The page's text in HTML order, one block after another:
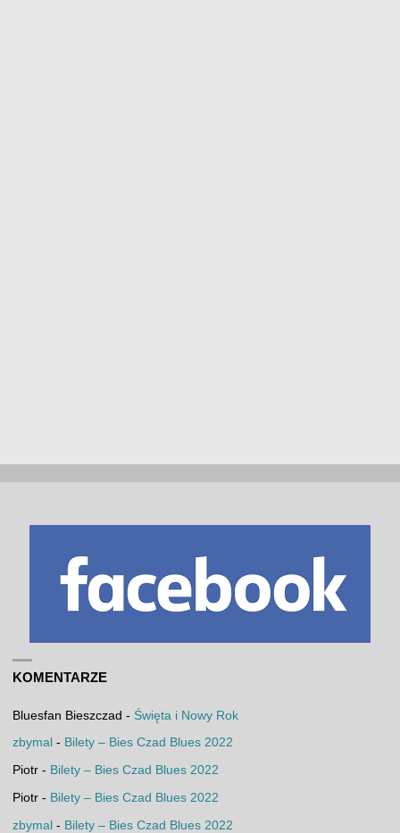
KOMENTARZE
Bluesfan Bieszczad - Święta i Nowy Rok
zbymal - Bilety – Bies Czad Blues 2022
Piotr- Bilety – Bies Czad Blues 2022
Piotr- Bilety – Bies Czad Blues 2022
zbymal- Bilety – Bies Czad Blues 2022